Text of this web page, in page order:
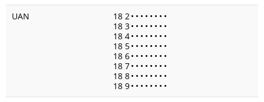
UAN
18 2• • • • • • • •
18 3• • • • • • • •
18 4• • • • • • • •
18 5• • • • • • • •
18 6• • • • • • • •
18 7• • • • • • • •
18 8• • • • • • • •
18 9• • • • • • • •